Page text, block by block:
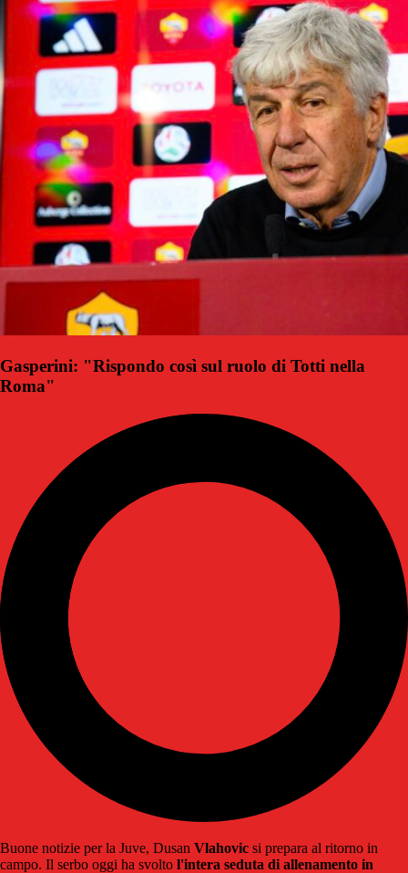
Gasperini: "Rispondo così sul ruolo di Totti nella
Roma"
Buone notizie per la Juve, Dusan Vlahovic si prepara al ritorno in
campo. Il serbo oggi ha svolto l'intera seduta di allenamento in